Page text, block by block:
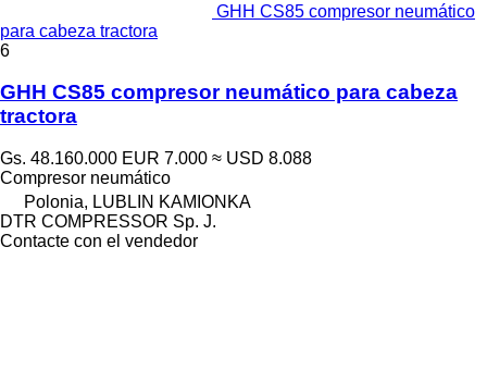
GHH CS85 compresor neumático
para cabeza tractora
6
GHH CS85 compresor neumático para cabeza
tractora
Gs. 48.160.000 EUR 7.000 ≈ USD 8.088
Compresor neumático
Polonia, LUBLIN KAMIONKA
DTR COMPRESSOR Sp. J.
Contacte con el vendedor